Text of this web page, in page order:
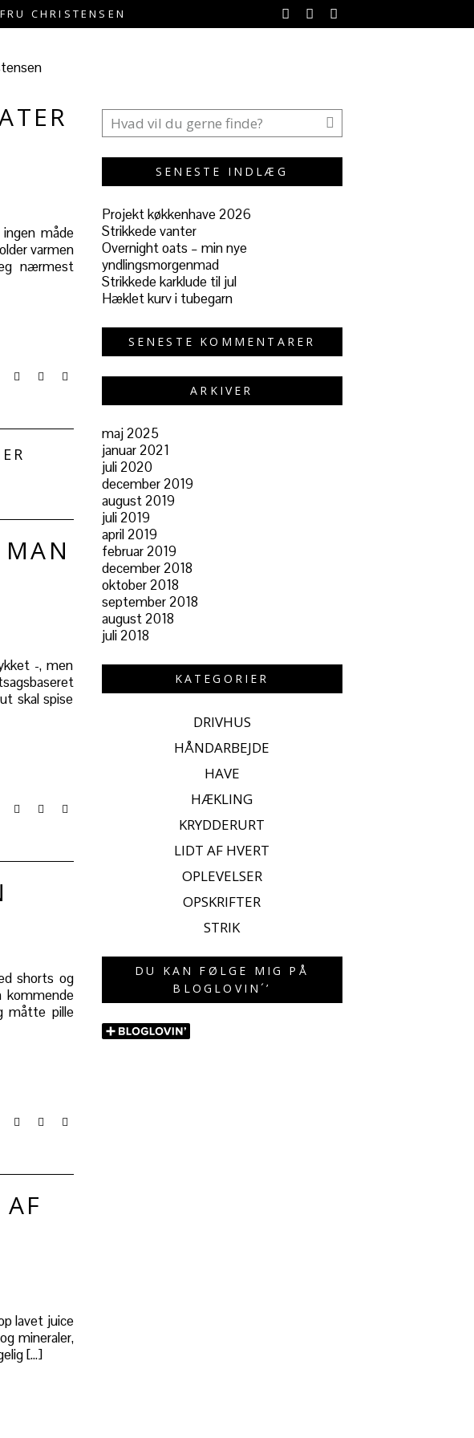
CHRISTENSEN
måde
varmen
nærmest
-, men
skal spise
shorts og
måtte pille
lavet juice
mineraler,
[…]
SENESTE INDLÆG
Projekt køkkenhave 2026
Strikkede vanter
Overnight oats – min nye
yndlingsmorgenmad
Strikkede karklude til jul
Hæklet kurv i tubegarn
SENESTE KOMMENTARER
ARKIVER
maj 2025
januar 2021
juli 2020
december 2019
august 2019
juli 2019
april 2019
februar 2019
december 2018
oktober 2018
september 2018
august 2018
juli 2018
KATEGORIER
DRIVHUS
HÅNDARBEJDE
HAVE
HÆKLING
KRYDDERURT
LIDT AF HVERT
OPLEVELSER
OPSKRIFTER
STRIK
DU KAN FØLGE MIG PÅ
BLOGLOVIN´’